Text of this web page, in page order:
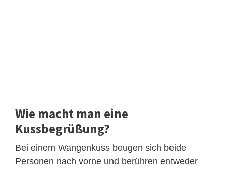
Wie macht man eine
Kussbegrüßung?
Bei einem Wangenkuss beugen sich beide
Personen nach vorne und berühren entweder